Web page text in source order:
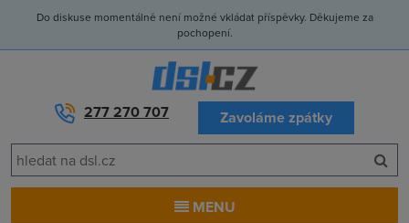
Do diskuse momentálně není možné vkládat příspěvky. Děkujeme za
pochopení.
277 270 707 Zavoláme zpátky
MENU